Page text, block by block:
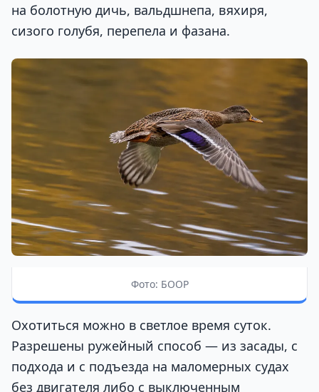
на болотную дичь, вальдшнепа, вяхиря,
сизого голубя, перепела и фазана.
Фото: БООР
Охотиться можно в светлое время суток.
Разрешены ружейный способ — из засады, с
подхода и с подъезда на маломерных судах
без двигателя либо с выключенным